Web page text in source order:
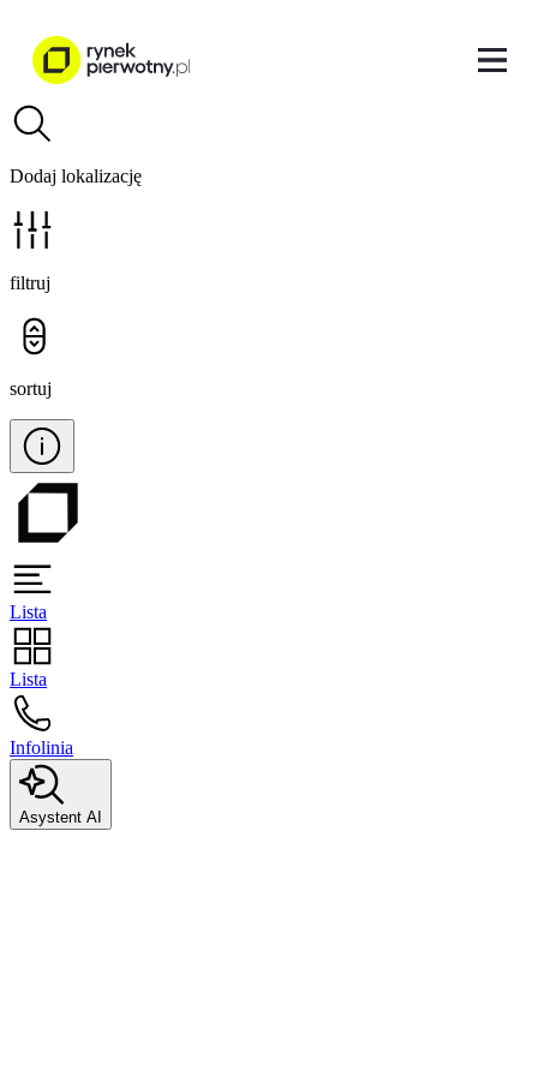
Dodaj lokalizację
filtruj
sortuj
Lista
Lista
Infolinia
Asystent AI